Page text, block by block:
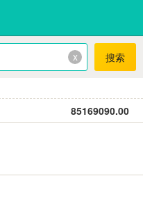
x 搜索
85169090.00